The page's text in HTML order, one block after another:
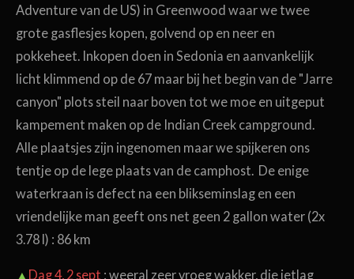
Adventure van de US) in Greenwood waar we twee
grote gasflesjes kopen, golvend op en neer en
pokkeheet. Inkopen doen in Sedonia en aanvankelijk
licht klimmend op de 67 maar bij het begin van de "Jarre
canyon" plots steil naar boven tot we moe en uitgeput
kampement maken op de Indian Creek campground.
Alle plaatsjes zijn ingenomen maar we spijkeren ons
tentje op de lege plaats van de camphost. De enige
waterkraan is defect na een blikseminslag en een
vriendelijke man geeft ons net geen 2 gallon water (2x
3.78 l) : 86 km
▲ Dag 4, 2 sept : weeral zeer vroeg wakker, die jetlag